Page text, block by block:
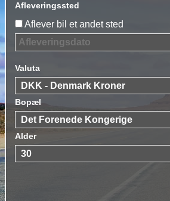
Afleveringssted
Aflever bil et andet sted
Valuta
Bopæl
Alder